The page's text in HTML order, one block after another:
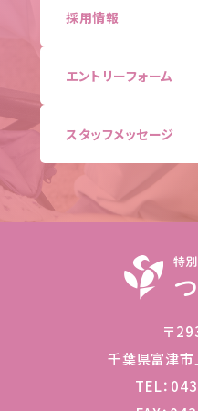
採用情報
エントリーフォーム
スタッフメッセージ
〒
千葉県富津
TEL：